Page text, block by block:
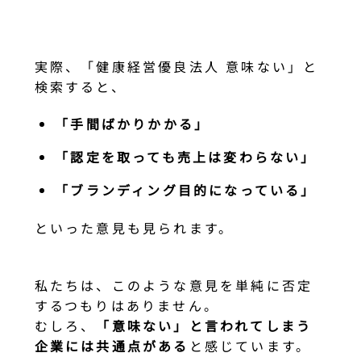
実際、「健康経営優良法人 意味ない」と
検索すると、
「手間ばかりかかる」
「認定を取っても売上は変わらない」
「ブランディング目的になっている」
といった意見も見られます。
私たちは、このような意見を単純に否定
するつもりはありません。
むしろ、
「意味ない」と言われてしまう
企業には共通点がある と感じています。